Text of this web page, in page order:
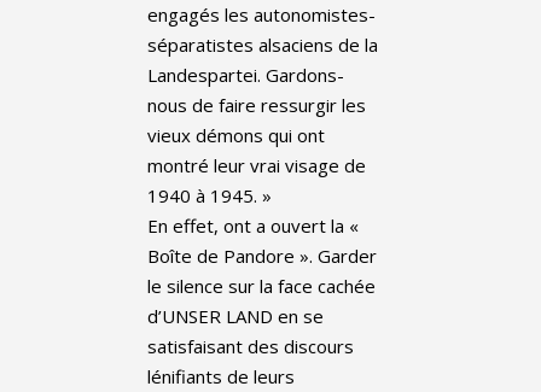
engagés les autonomistes-
séparatistes alsaciens de la
Landespartei. Gardons-
nous de faire ressurgir les
vieux démons qui ont
montré leur vrai visage de
1940 à 1945. »
En effet, ont a ouvert la «
Boîte de Pandore ». Garder
le silence sur la face cachée
d’UNSER LAND en se
satisfaisant des discours
lénifiants de leurs